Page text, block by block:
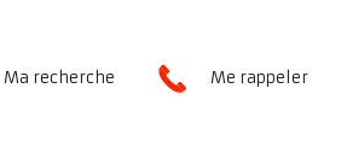
Me rappeler
Ma recherche